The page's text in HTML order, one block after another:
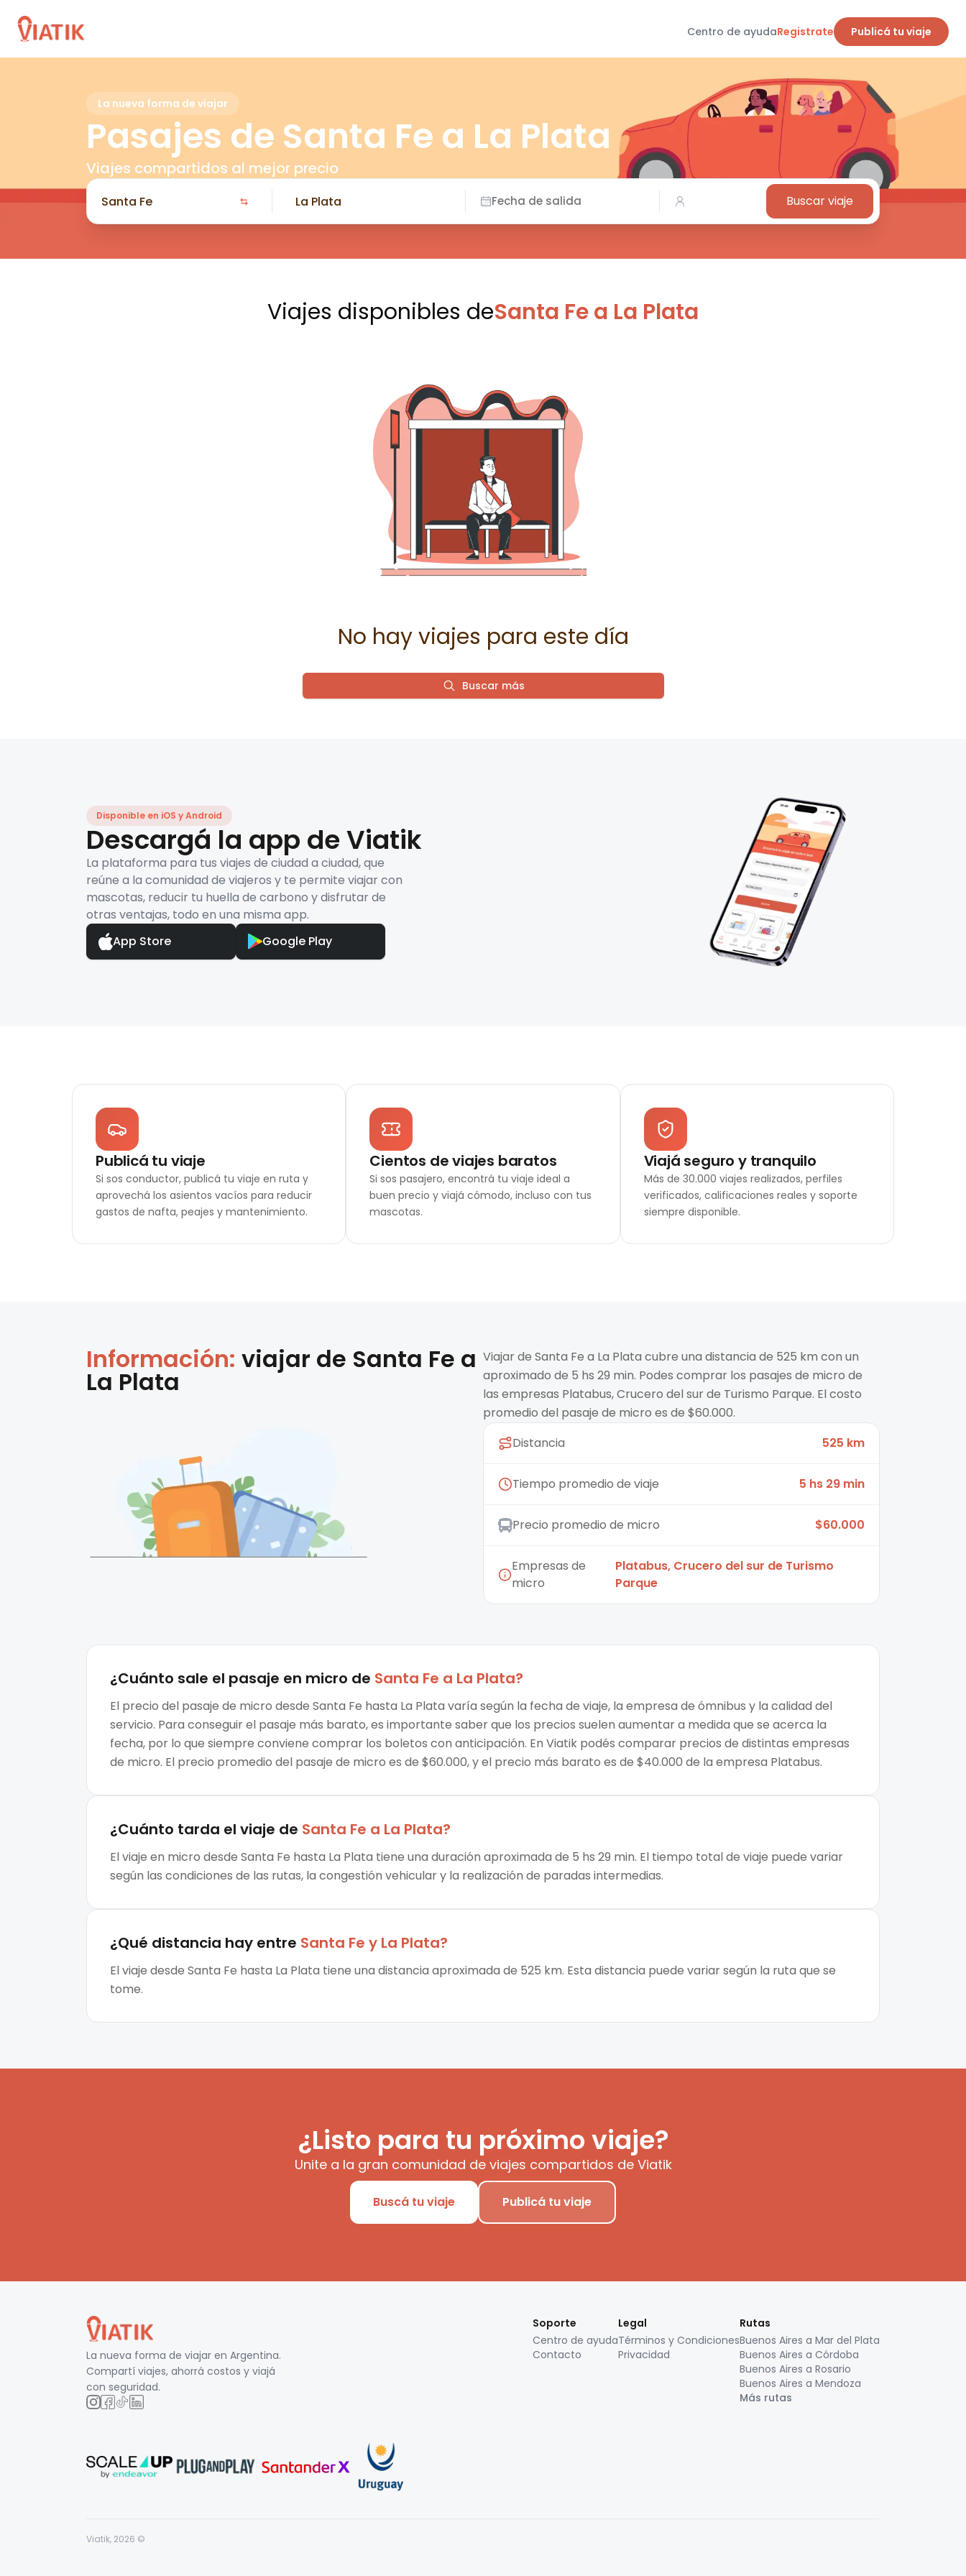
Centro de ayudaRegistrate Publicá tu viaje
La nueva forma de viajar
Pasajes de Santa Fe a La Plata
Viajes compartidos al mejor precio
Fecha de salida Buscar viaje
Viajes disponibles deSanta Fe a La Plata
No hay viajes para este día
Buscar más
Disponible en iOS y Android
Descargá la app de Viatik
La plataforma para tus viajes de ciudad a ciudad, que
reúne a la comunidad de viajeros y te permite viajar con
mascotas, reducir tu huella de carbono y disfrutar de
otras ventajas, todo en una misma app.
App Store
Google Play
Publicá tu viaje
Si sos conductor, publicá tu viaje en ruta y
aprovechá los asientos vacíos para reducir
gastos de nafta, peajes y mantenimiento.
Cientos de viajes baratos
Si sos pasajero, encontrá tu viaje ideal a
buen precio y viajá cómodo, incluso con tus
mascotas.
Viajá seguro y tranquilo
Más de 30.000 viajes realizados, perfiles
verificados, calificaciones reales y soporte
siempre disponible.
Información: viajar de Santa Fe a
La Plata
Viajar de Santa Fe a La Plata cubre una distancia de 525 km con un
aproximado de 5 hs 29 min. Podes comprar los pasajes de micro de
las empresas Platabus, Crucero del sur de Turismo Parque. El costo
promedio del pasaje de micro es de $60.000.
Distancia
525 km
Tiempo promedio de viaje 5 hs 29 min
Precio promedio de micro $60.000
Empresas de
micro
Platabus, Crucero del sur de Turismo
Parque
¿Cuánto sale el pasaje en micro de Santa Fe a La Plata?
El precio del pasaje de micro desde Santa Fe hasta La Plata varía según la fecha de viaje, la empresa de ómnibus y la calidad del
servicio. Para conseguir el pasaje más barato, es importante saber que los precios suelen aumentar a medida que se acerca la
fecha, por lo que siempre conviene comprar los boletos con anticipación. En Viatik podés comparar precios de distintas empresas
de micro. El precio promedio del pasaje de micro es de $60.000, y el precio más barato es de $40.000 de la empresa Platabus.
¿Cuánto tarda el viaje de Santa Fe a La Plata?
El viaje en micro desde Santa Fe hasta La Plata tiene una duración aproximada de 5 hs 29 min. El tiempo total de viaje puede variar
según las condiciones de las rutas, la congestión vehicular y la realización de paradas intermedias.
¿Qué distancia hay entre Santa Fe y La Plata?
El viaje desde Santa Fe hasta La Plata tiene una distancia aproximada de 525 km. Esta distancia puede variar según la ruta que se
tome.
¿Listo para tu próximo viaje?
Unite a la gran comunidad de viajes compartidos de Viatik
Buscá tu viaje Publicá tu viaje
La nueva forma de viajar en Argentina.
Compartí viajes, ahorrá costos y viajá
con seguridad.
Soporte
Centro de ayuda
Contacto
Legal
Términos y Condiciones
Privacidad
Rutas
Buenos Aires a Mar del Plata
Buenos Aires a Córdoba
Buenos Aires a Rosario
Buenos Aires a Mendoza
Más rutas
Viatik, 2026 ©